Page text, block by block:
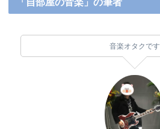
音楽オタクです